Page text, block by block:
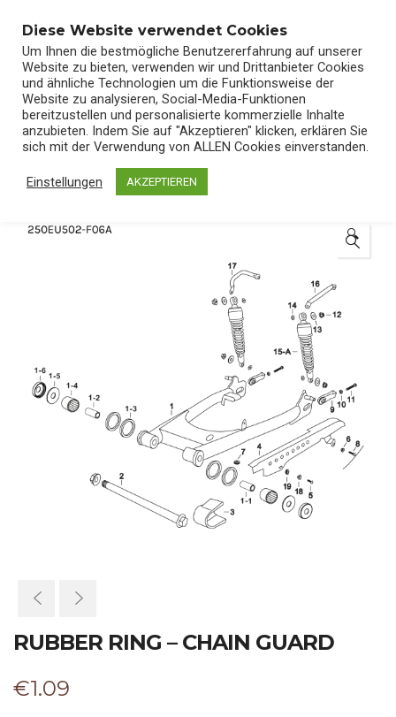
Start/Shop/Ersatzteile
🔍
RUBBER RING – CHAIN GUARD
€1.09
Diese Website verwendet Cookies
Um Ihnen die bestmögliche Benutzererfahrung auf unserer
Website zu bieten, verwenden wir und Drittanbieter Cookies
und ähnliche Technologien um die Funktionsweise der
Website zu analysieren, Social-Media-Funktionen
bereitzustellen und personalisierte kommerzielle Inhalte
anzubieten. Indem Sie auf "Akzeptieren" klicken, erklären Sie
sich mit der Verwendung von ALLEN Cookies einverstanden.
Einstellungen AKZEPTIEREN